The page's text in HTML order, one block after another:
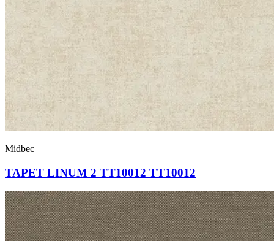
Midbec
TAPET LINUM 2 TT10012 TT10012